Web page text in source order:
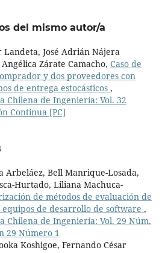
del mismo autor/a
Landeta, José Adrián Nájera
Zárate Camacho, Caso de
y dos proveedores con
de entrega estocásticos ,
Chilena de Ingeniería: Vol. 32
Continua [PC]
Arbeláez, Bell Manrique-Losada,
Hurtado, Liliana Machuca-
de métodos de evaluación de
de desarrollo de software ,
Chilena de Ingeniería: Vol. 29 Núm.
29 Número 1
Koshigoe, Fernando César